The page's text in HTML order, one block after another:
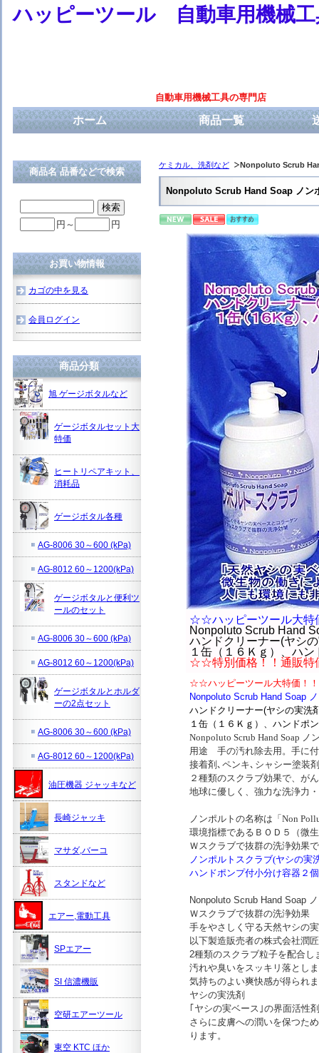
ハッピーツール 自動車用機械工
自動車用機械工具の専門店
ホーム 商品一覧
ケミカル、洗剤など Nonpoluto Scrub
Nonpoluto Scrub Hand Soap ノン
☆☆ハッピーツール大
Nonpoluto Scrub Hand
ハンドクリーナー(ヤシ
１缶（１６Ｋｇ）、ハ
☆☆特別価格！！通販
☆☆ハッピーツール大特価！
Nonpoluto Scrub Hand Soap
ハンドクリーナー(ヤシの実洗
１缶（１６Ｋｇ）、ハンドポ
Nonpoluto Scrub Hand Soap
用途 手の汚れ除去用。手に
接着剤､ペンキ､シャシー塗装
２種類のスクラブ効果で、が
地球に優しく、強力な洗浄力
ノンポルトの名称は「Non
環境指標であるＢＯＤ５（微
Ｗスクラブで抜群の洗浄効果
ノンポルトスクラブ(ヤシの実
ハンドポンプ付小分け容器２
Nonpoluto Scrub Hand Soap
Ｗスクラブで抜群の洗浄効果
手をやさしく守る天然ヤシの
以下製造販売者の株式会社潤
2種類のスクラブ粒子を配合
汚れや臭いをスッキリ落とし
気持ちのよい爽快感が得られ
ヤシの実洗剤
｢ヤシの実ベース｣の界面活性
さらに皮膚への潤いを保つた
ります。
商品名 品番などで検索
円～ 円
お買い物情報
カゴの中を見る
会員ログイン
商品分類
旭 ゲージボタルなど
ゲージボタルセット大
特価
ヒートリペアキット、
消耗品
ゲージボタル各種
AG-8006 30～600 (kPa)
AG-8012 60～1200(kPa)
ゲージボタルと便利ツ
ールのセット
AG-8006 30～600 (kPa)
AG-8012 60～1200(kPa)
ゲージボタルとホルダ
ーの2点セット
AG-8006 30～600 (kPa)
AG-8012 60～1200(kPa)
油圧機器 ジャッキなど
長崎ジャッキ
マサダ,バーコ
スタンドなど
エアー,電動工具
SPエアー
SI 信濃機販
空研エアーツール
東空 KTC ほか